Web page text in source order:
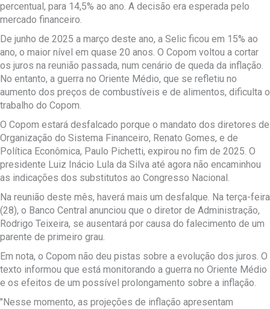
percentual, para 14,5% ao ano. A decisão era esperada pelo
mercado financeiro.
De junho de 2025 a março deste ano, a Selic ficou em 15% ao
ano, o maior nível em quase 20 anos. O Copom voltou a cortar
os juros na reunião passada, num cenário de queda da inflação.
No entanto, a guerra no Oriente Médio, que se refletiu no
aumento dos preços de combustíveis e de alimentos, dificulta o
trabalho do Copom.
O Copom estará desfalcado porque o mandato dos diretores de
Organização do Sistema Financeiro, Renato Gomes, e de
Política Econômica, Paulo Pichetti, expirou no fim de 2025. O
presidente Luiz Inácio Lula da Silva até agora não encaminhou
as indicações dos substitutos ao Congresso Nacional.
Na reunião deste mês, haverá mais um desfalque. Na terça-feira
(28), o Banco Central anunciou que o diretor de Administração,
Rodrigo Teixeira, se ausentará por causa do falecimento de um
parente de primeiro grau.
Em nota, o Copom não deu pistas sobre a evolução dos juros. O
texto informou que está monitorando a guerra no Oriente Médio
e os efeitos de um possível prolongamento sobre a inflação.
"Nesse momento, as projeções de inflação apresentam